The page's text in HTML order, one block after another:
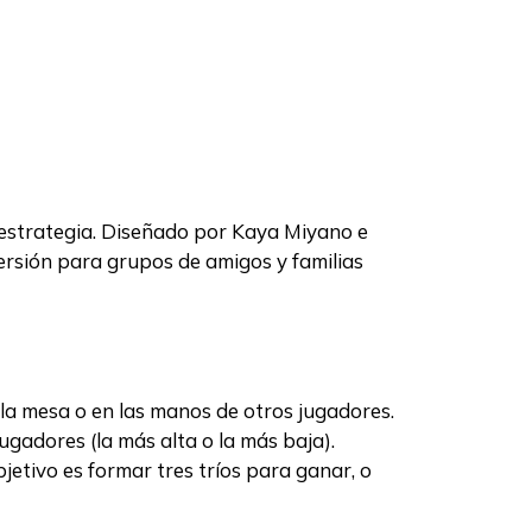
Diseñado por Kaya Miyano e
para grupos de amigos y familias
mesa o en las manos de otros jugadores.
(la más alta o la más baja).
es formar tres tríos para ganar, o